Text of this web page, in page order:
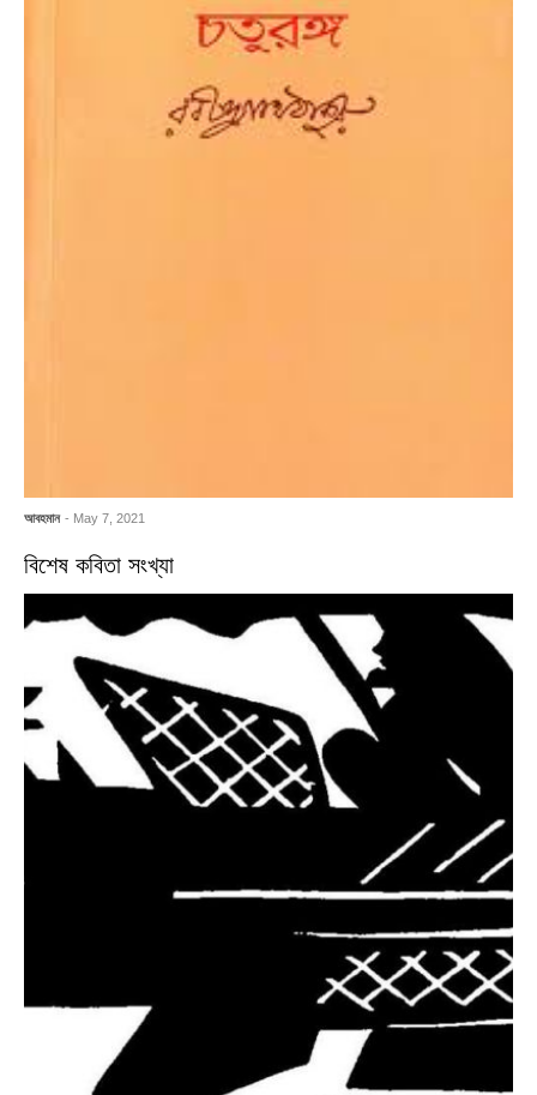
আবহমান - May 7, 2021
বিশেষ কবিতা সংখ্যা